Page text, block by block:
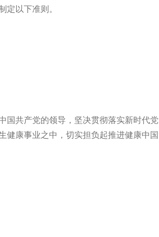
定以下准则。
共产党的领导，坚决贯彻落实新时代党
健康事业之中，切实担负起推进健康中国